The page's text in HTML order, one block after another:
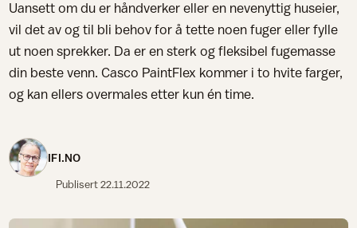
Uansett om du er håndverker eller en nevenyttig huseier,
vil det av og til bli behov for å tette noen fuger eller fylle
ut noen sprekker. Da er en sterk og fleksibel fugemasse
din beste venn. Casco PaintFlex kommer i to hvite farger,
og kan ellers overmales etter kun én time.
IFI.NO
Publisert22.11.2022